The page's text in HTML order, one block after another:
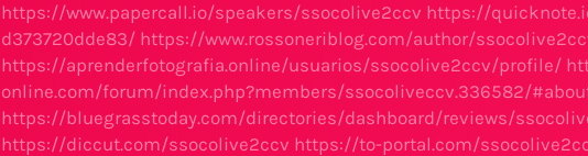
https://www.papercall.io/speakers/ssocolive2ccv https://
d373720dde83/ https://www.rossoneriblog.com/author/
https://aprenderfotografia.online/usuarios/ssocolive2ccv/profile/
online.com/forum/index.php?members/ssocoliveccv.336582/
https://bluegrasstoday.com/directories/dashboard/reviews/
https://diccut.com/ssocolive2ccv https://to-portal.com/